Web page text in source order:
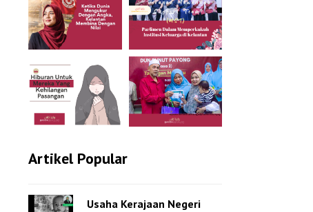
Artikel Popular
Usaha Kerajaan Negeri